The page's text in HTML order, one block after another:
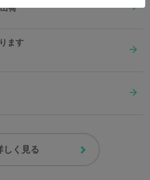
荷
ます
しく見る